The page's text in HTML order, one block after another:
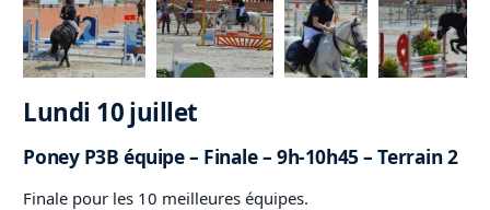
Lundi 10 juillet
Poney P3B équipe – Finale – 9h-10h45 – Terrain 2
Finale pour les 10 meilleures équipes.